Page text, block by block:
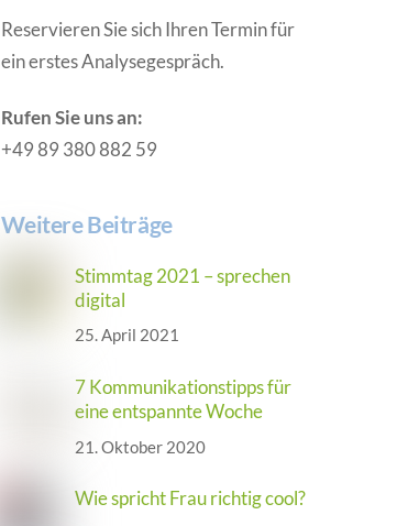
Reservieren Sie sich Ihren Termin für
ein erstes Analysegespräch.
Rufen Sie uns an:
+49 89 380 882 59
Weitere Beiträge
Stimmtag 2021 – sprechen
digital
25. April 2021
7 Kommunikationstipps für
eine entspannte Woche
21. Oktober 2020
Wie spricht Frau richtig cool?